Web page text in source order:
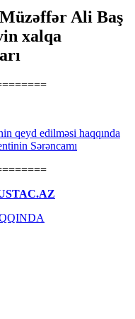
Ali Baş
xalqa
qeyd edilməsi haqqında
Sərəncamı